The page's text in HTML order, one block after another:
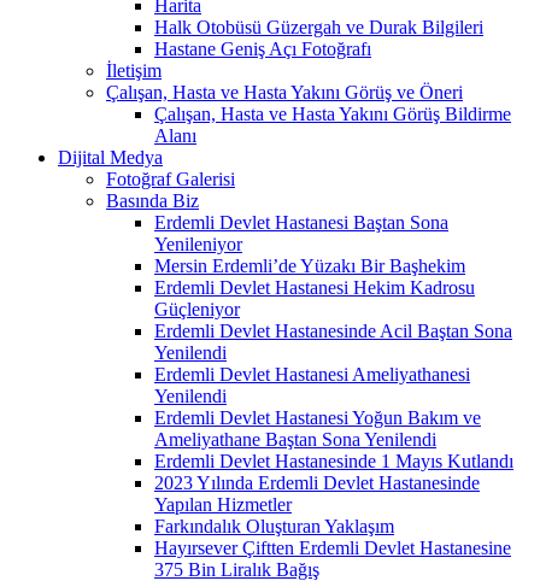
Harita
Halk Otobüsü Güzergah ve Durak Bilgileri
Hastane Geniş Açı Fotoğrafı
İletişim
Çalışan, Hasta ve Hasta Yakını Görüş ve Öneri
Çalışan, Hasta ve Hasta Yakını Görüş Bildirme
Alanı
Dijital Medya
Fotoğraf Galerisi
Basında Biz
Erdemli Devlet Hastanesi Baştan Sona
Yenileniyor
Mersin Erdemli’de Yüzakı Bir Başhekim
Erdemli Devlet Hastanesi Hekim Kadrosu
Güçleniyor
Erdemli Devlet Hastanesinde Acil Baştan Sona
Yenilendi
Erdemli Devlet Hastanesi Ameliyathanesi
Yenilendi
Erdemli Devlet Hastanesi Yoğun Bakım ve
Ameliyathane Baştan Sona Yenilendi
Erdemli Devlet Hastanesinde 1 Mayıs Kutlandı
2023 Yılında Erdemli Devlet Hastanesinde
Yapılan Hizmetler
Farkındalık Oluşturan Yaklaşım
Hayırsever Çiftten Erdemli Devlet Hastanesine
375 Bin Liralık Bağış